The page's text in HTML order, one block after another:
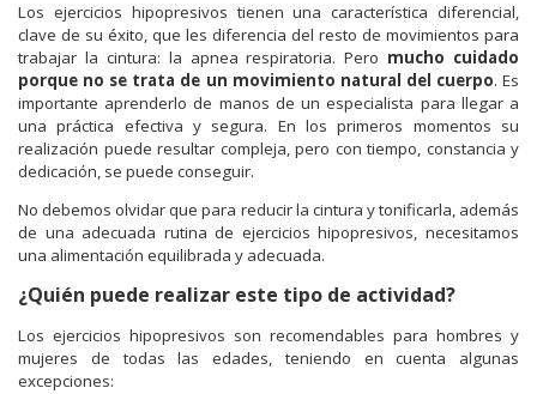
Los ejercicios hipopresivos tienen una característica diferencial,
clave de su éxito, que les diferencia del resto de movimientos para
trabajar la cintura: la apnea respiratoria. Pero mucho cuidado
porque no se trata de un movimiento natural del cuerpo. Es
importante aprenderlo de manos de un especialista para llegar a
una práctica efectiva y segura. En los primeros momentos su
realización puede resultar compleja, pero con tiempo, constancia y
dedicación, se puede conseguir.
No debemos olvidar que para reducir la cintura y tonificarla, además
de una adecuada rutina de ejercicios hipopresivos, necesitamos
una alimentación equilibrada y adecuada.
¿Quién puede realizar este tipo de actividad?
Los ejercicios hipopresivos son recomendables para hombres y
mujeres de todas las edades, teniendo en cuenta algunas
excepciones: